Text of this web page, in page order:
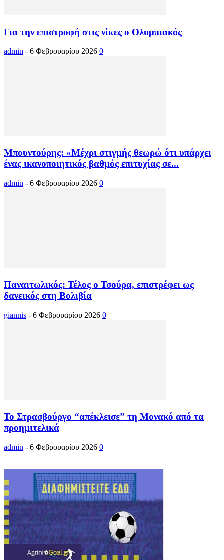
Για την επιστροφή στις νίκες ο Ολυμπιακός
admin - 6 Φεβρουαρίου 2026 0
Μπουντούρης: «Μέχρι στιγμής θεωρώ ότι υπάρχει
ένας ικανοποιητικός βαθμός επιτυχίας σε...
admin - 6 Φεβρουαρίου 2026 0
Παναιτωλικός: Τέλος ο Τσούρα, επιστρέφει ως
δανεικός στη Βολιβία
giannis - 6 Φεβρουαρίου 2026 0
Το Στρασβούργο “απέκλεισε” τη Μονακό από τα
προημιτελικά
admin - 6 Φεβρουαρίου 2026 0